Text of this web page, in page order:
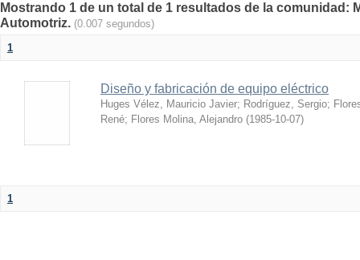
Mostrando 1 de un total de 1 resultados de la comunidad:
Automotriz. (0.007 segundos)
1
Diseño y fabricación de equipo eléctrico
Huges Vélez, Mauricio Javier; Rodríguez, Sergio;
René; Flores Molina, Alejandro (1985-10-07)
1